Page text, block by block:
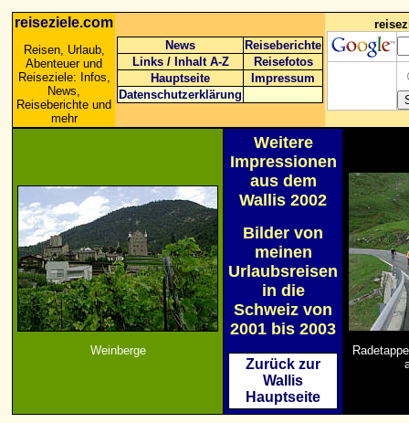
reiseziele.com
Reisen, Urlaub,
Abenteuer und
Reiseziele: Infos,
News,
Reiseberichte und
mehr
News
Reiseberichte
Links / Inhalt A-Z
Reisefotos
Hauptseite
Impressum
Datenschutzerklärung
Weinberge
Weitere
Impressionen
aus dem
Wallis 2002
Bilder von
meinen
Urlaubsreisen
in die
Schweiz von
2001 bis 2003
Zurück zur
Wallis
Hauptseite